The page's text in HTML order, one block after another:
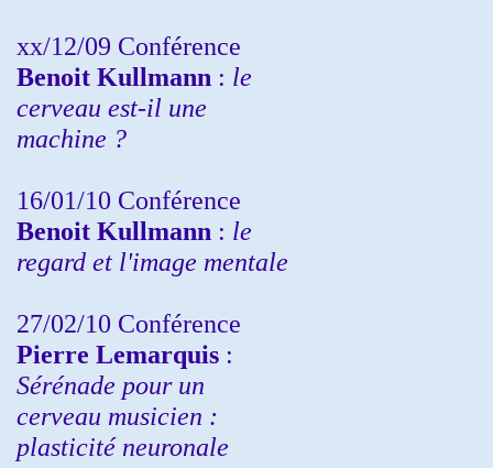
xx/12/09 Conférence
Benoit Kullmann : le
cerveau est-il une
machine ?
16/01/10 Conférence
Benoit Kullmann : le
regard et l'image mentale
27/02/10 Conférence
Pierre Lemarquis :
Sérénade pour un
cerveau musicien :
plasticité neuronale